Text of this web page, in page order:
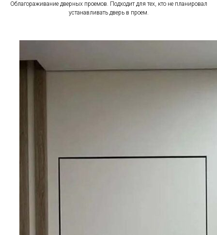
Облагораживание дверных проемов. Подходит для тех, кто не планировал
устанавливать дверь в проем.